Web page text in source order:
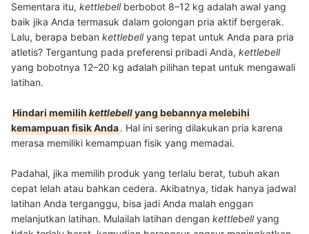
Sementara itu, kettlebell berbobot 8–12 kg adalah awal yang
baik jika Anda termasuk dalam golongan pria aktif bergerak.
Lalu, berapa beban kettlebellyang tepat untuk Anda para pria
atletis? Tergantung pada preferensi pribadi Anda, kettlebell
yang bobotnya 12–20 kg adalah pilihan tepat untuk mengawali
latihan.
Hindari memilihkettlebellyang bebannya melebihi
kemampuan fisik Anda. Hal ini sering dilakukan pria karena
merasa memiliki kemampuan fisik yang memadai.
Padahal, jika memilih produk yang terlalu berat, tubuh akan
cepat lelah atau bahkan cedera. Akibatnya, tidak hanya jadwal
latihan Anda terganggu, bisa jadi Anda malah enggan
melanjutkan latihan. Mulailah latihan dengan kettlebellyang